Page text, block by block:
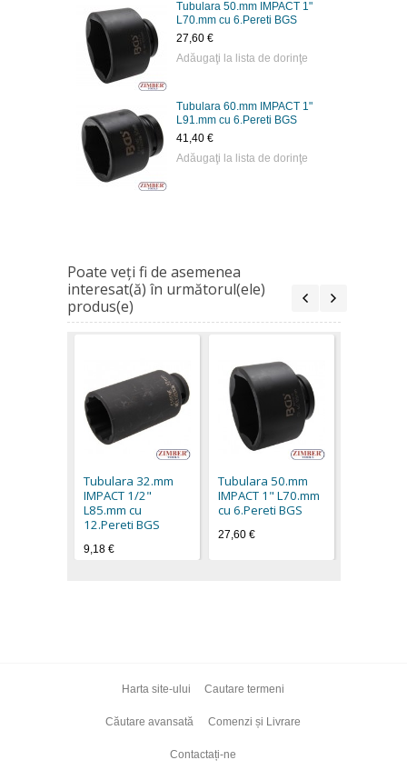
Tubulara 50.mm IMPACT 1"
L70.mm cu 6.Pereti BGS
27,60 €
Adăugaţi la lista de dorinţe
Tubulara 60.mm IMPACT 1"
L91.mm cu 6.Pereti BGS
41,40 €
Adăugaţi la lista de dorinţe
Poate veţi fi de asemenea
interesat(ă) în următorul(ele)
produs(e)
Tubulara 32.mm
IMPACT 1/2"
L85.mm cu
12.Pereti BGS
9,18 €
Tubulara 50.mm
IMPACT 1" L70.mm
cu 6.Pereti BGS
27,60 €
Harta site-ului Cautare termeni
Căutare avansată Comenzi și Livrare
Contactați-ne